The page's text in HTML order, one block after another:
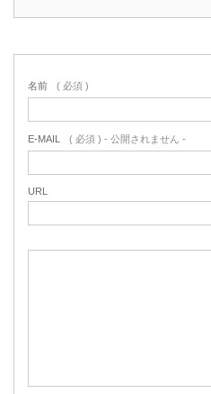
名前 ( 必須 )
E-MAIL ( 必須 ) - 公開されません -
URL